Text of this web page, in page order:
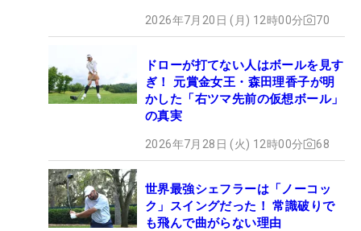
2026年7月20日 (月) 12時00分 70
ドローが打てない人はボールを見す
ぎ！ 元賞金女王・森田理香子が明
かした「右ツマ先前の仮想ボール」
の真実
2026年7月28日 (火) 12時00分 68
世界最強シェフラーは「ノーコッ
ク」スイングだった！ 常識破りで
も飛んで曲がらない理由